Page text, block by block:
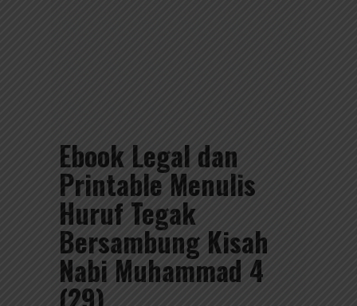
Ebook Legal dan
Printable Menulis
Huruf Tegak
Bersambung Kisah
Nabi Muhammad 4